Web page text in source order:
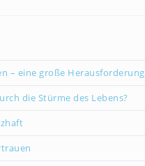
– eine große Herausforderung
die Stürme des Lebens?